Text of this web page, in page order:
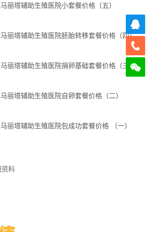
丽塔辅助生殖医院小套餐价格（五）
丽塔辅助生殖医院胚胎转移套餐价格（四）
丽塔辅助生殖医院捐卵基础套餐价格（三）
丽塔辅助生殖医院自卵套餐价格（二）
丽塔辅助生殖医院包成功套餐价格 （一）
料